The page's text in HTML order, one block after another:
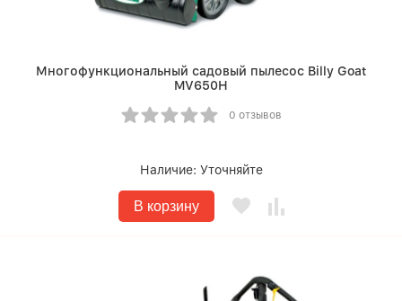
Многофункциональный садовый пылесос Billy Goat
MV650H
0 отзывов
Наличие: Уточняйте
В корзину